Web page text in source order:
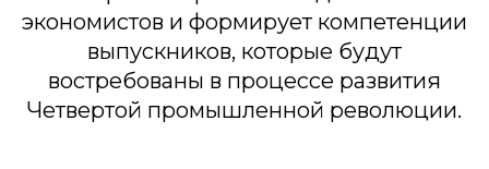
экономистов и формирует компетенции
выпускников, которые будут
востребованы в процессе развития
Четвертой промышленной революции.